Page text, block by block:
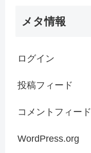
メタ情報
ログイン
投稿フィード
コメントフィード
WordPress.org